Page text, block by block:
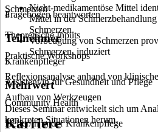
Nicht-medikamentöse Mittel
Mittel in der
Schmerzen.
Vorbeugung von Schmerzen
Schmerzen, induziert
Schmerzen
Fragebögen beantworten
Theoretische Inputs
Praktische Workshops
Reflexionsanalyse anhand von
Aufbau von Werkzeugen
4
Teilnehmer
Krankenpfleger
Assistent/in für Gesundheit und Pflege
Community Health
Helfer/in in der Krankenpflege
5
Mehrwert
Dieses Seminar entwickelt sich um
konkreten Situationen herum.
Karriere